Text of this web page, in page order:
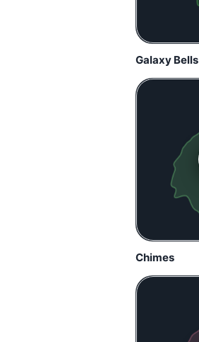
Galaxy Bells
Chimes